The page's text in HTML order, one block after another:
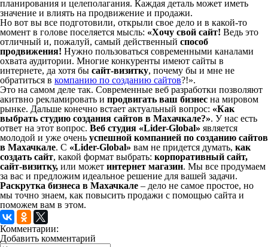
планирования и целеполагания. Каждая деталь может иметь
значение и влиять на продвижение и продажи.
Но вот вы все подготовили, открыли свое дело и в какой-то
момент в голове поселяется мысль: «Хочу свой сайт! Ведь это
отличный и, пожалуй, самый действенный способ
продвижения! Нужно пользоваться современными каналами
охвата аудитории. Многие конкуренты имеют сайты в
интернете, да хотя бы сайт-визитку, почему бы и мне не
обратиться в компанию по созданию сайтов?!».
Это на самом деле так. Современные веб разработки позволяют
акитвно рекламировать и продвигать ваш бизнес на мировом
рынке. Дальше конечно встает актуальный вопрос: «Как
выбрать студию создания сайтов в Махачкале?». У нас есть
ответ на этот вопрос. Веб студия «Lider-Global» является
молодой и уже очень успешной компанией по созданию сайтов
в Махачкале. С «Lider-Global» вам не придется думать, как
создать сайт, какой формат выбрать: корпоративный сайт,
сайт-визитку, или может интернет магазин. Мы все продумаем
за вас и предложим идеальное решение для вашей задачи.
Раскрутка бизнеса в Махачкале – дело не самое простое, но
мы точно знаем, как повысить продажи с помощью сайта и
поможем вам в этом.
Комментарии:
Добавить комментарий